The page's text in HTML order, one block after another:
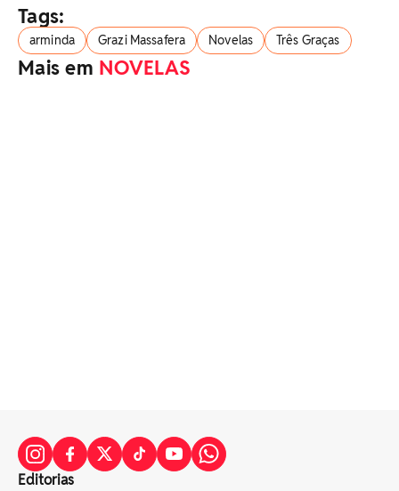
Tags:
arminda Grazi Massafera Novelas Três Graças
Mais em NOVELAS
Editorias